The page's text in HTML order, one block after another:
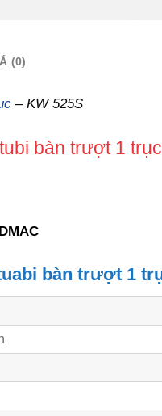
(0)
– KW 525S
bàn trượt 1 trục
bàn trượt 1